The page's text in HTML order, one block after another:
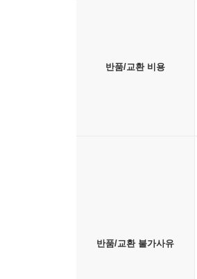
반품/교환 비용
반품/교환 불가사유